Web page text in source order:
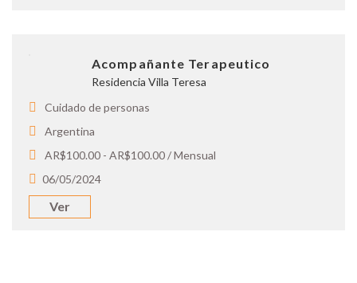
Acompañante Terapeutico
Residencia Villa Teresa
Cuidado de personas
Argentina
AR$100.00 - AR$100.00 / Mensual
06/05/2024
Ver